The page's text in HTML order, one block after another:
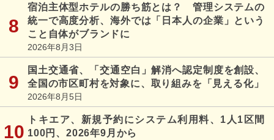
宿泊主体型ホテルの勝ち筋とは？ 管理システムの
統一で高度分析、海外では「日本人の企業」という
こと自体がブランドに
2026年8月3日
国土交通省、「交通空白」解消へ認定制度を創設、
全国の市区町村を対象に、取り組みを「見える化」
2026年8月5日
トキエア、新規予約にシステム利用料、1人1区間
100円、2026年9月から